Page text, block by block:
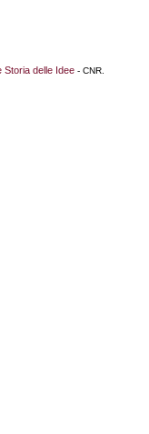
Storia delle Idee - CNR.